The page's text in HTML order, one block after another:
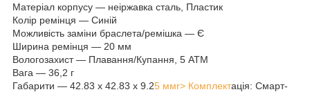
Матеріал корпусу — неіржавка сталь, Пластик
Колір ремінця — Синій
Можливість заміни браслета/ремішка — Є
Ширина ремінця — 20 мм
Вологозахист — Плавання/Купання, 5 ATM
Вага — 36,2 г
Габарити — 42.83 x 42.83 x 9.25 ммr> Комплектація: Смарт-